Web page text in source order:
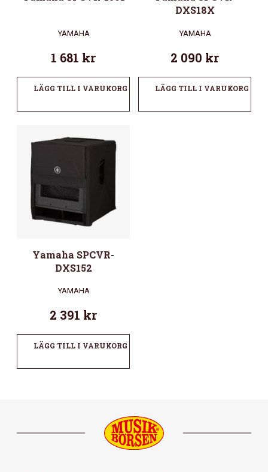
YAMAHA
1 681 kr
LÄGG TILL I VARUKORG
DXS18X
YAMAHA
2 090 kr
LÄGG TILL I VARUKORG
Yamaha SPCVR-
DXS152
YAMAHA
2 391 kr
LÄGG TILL I VARUKORG